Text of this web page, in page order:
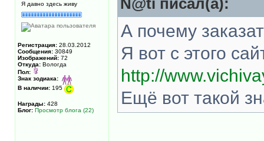
Я давно здесь живу
Регистрация: 28.03.2012
Сообщения: 30849
Изображений: 72
Откуда: Вологда
Пол:
Знак зодиака:
В наличии: 195
Награды: 428
Блог: Просмотр блога (22)
N@ti писал(а):
А почему
Я вот с этого
http://
Ещё вот такой